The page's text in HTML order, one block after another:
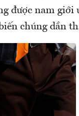
được nam giới
chúng dần